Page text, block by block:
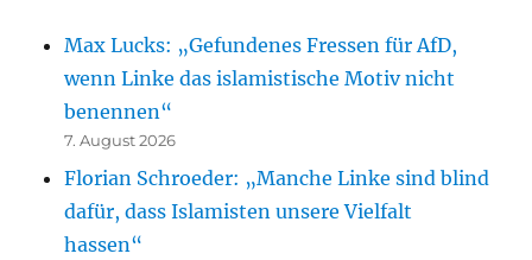
Max Lucks: „Gefundenes Fressen für AfD,
wenn Linke das islamistische Motiv nicht
benennen“
7. August 2026
Florian Schroeder: „Manche Linke sind blind
dafür, dass Islamisten unsere Vielfalt
hassen“